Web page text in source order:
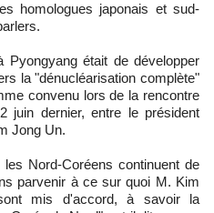
homologues japonais et sud-
Pyongyang était de développer
la "dénucléarisation complète"
convenu lors de la rencontre
juin dernier, entre le président
Jong Un.
Nord-Coréens continuent de
parvenir à ce sur quoi M. Kim
mis d'accord, à savoir la